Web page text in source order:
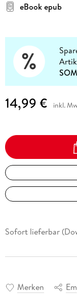
eBook epub
14,99 € inkl.
Sofort lieferbar
Merken